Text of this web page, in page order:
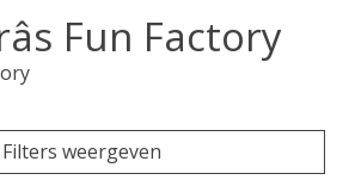
Fun Factory
Filters weergeven